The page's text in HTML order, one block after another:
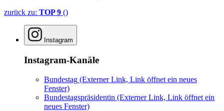
zurück zu: TOP 9 ()
Instagram
Instagram-Kanäle
Bundestag (Externer Link, Link öffnet ein neues
Fenster)
Bundestagspräsidentin (Externer Link, Link öffnet ein
neues Fenster)